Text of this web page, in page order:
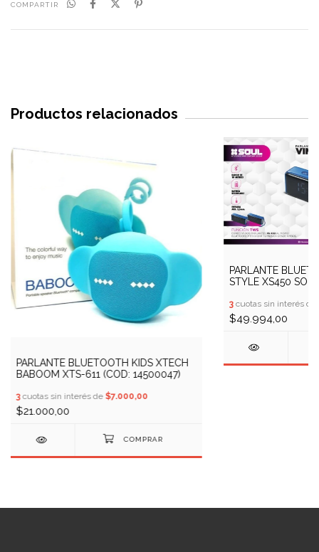
COMPARTIR
Productos relacionados
PARLANTE BLUETOOTH KIDS XTECH
BABOOM XTS-611 (COD: 14500047)
3cuotas sin interés de $7.000,00
$21.000,00
PARLANTE
STYLE XS450
3cuotas sin interés de
$49.994,00